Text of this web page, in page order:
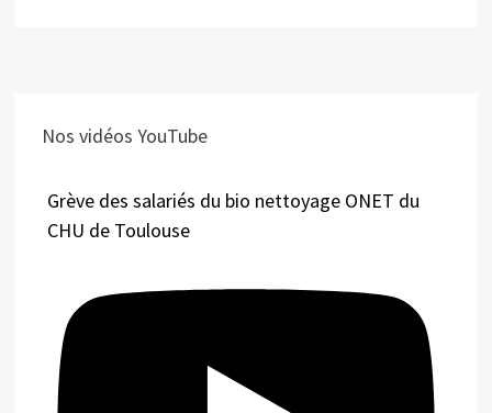
Nos vidéos YouTube
Grève des salariés du bio nettoyage ONET du
CHU de Toulouse